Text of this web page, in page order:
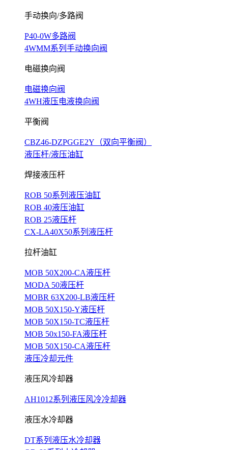
手动换向/多路阀
P40-0W多路阀
4WMM系列手动换向阀
电磁换向阀
电磁换向阀
4WH液压电液换向阀
平衡阀
CBZ46-DZPGGE2Y（双向平衡阀）
液压杆/液压油缸
焊接液压杆
ROB 50系列液压油缸
ROB 40液压油缸
ROB 25液压杆
CX-LA40X50系列液压杆
拉杆油缸
MOB 50X200-CA液压杆
MODA 50液压杆
MOBR 63X200-LB液压杆
MOB 50X150-Y液压杆
MOB 50X150-TC液压杆
MOB 50x150-FA液压杆
MOB 50X150-CA液压杆
液压冷却元件
液压风冷却器
AH1012系列液压风冷冷却器
液压水冷却器
DT系列液压水冷却器